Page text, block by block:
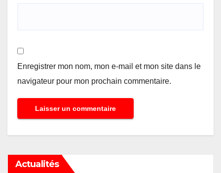
Enregistrer mon nom, mon e-mail et mon site dans le
navigateur pour mon prochain commentaire.
Actualités